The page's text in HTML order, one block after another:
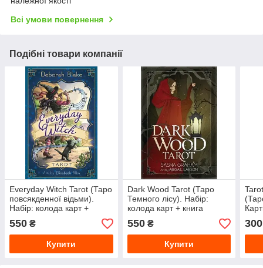
Всі умови повернення
Подібні товари компанії
Everyday Witch Tarot (Таро
повсякденної відьми).
Набір: колода карт +
книга. Elisabeth Alba,
Deborah Blake
550 ₴
Купити
Dark Wood Tarot (Таро
Темного лісу). Набір:
колода карт + книга
550₴
Купити
300